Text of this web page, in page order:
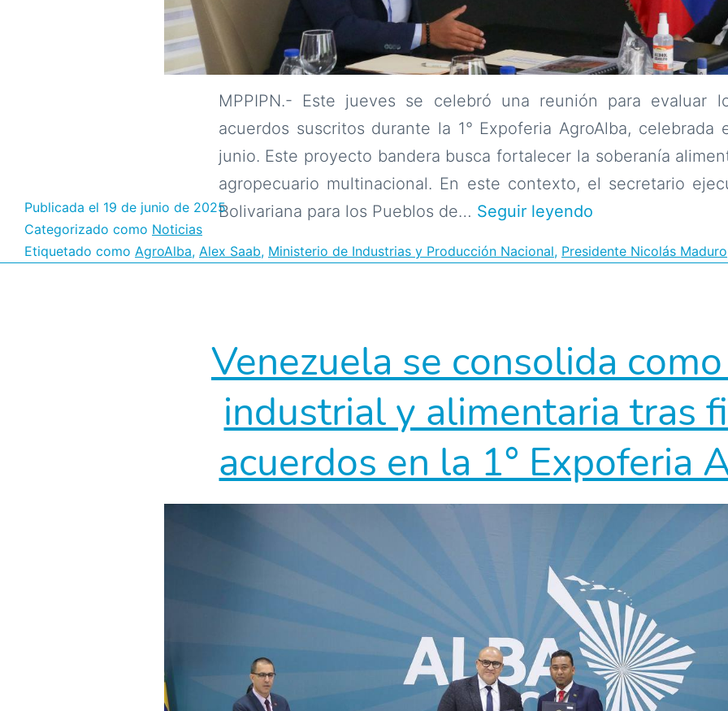
MPPIPN.- Este jueves se celebró una reunión para evaluar
acuerdos suscritos durante la 1° Expoferia AgroAlba,
junio. Este proyecto bandera busca fortalecer la soberanía
agropecuario multinacional. En este contexto, el secretario
Bolivariana para los Pueblos de… Seguir leyendoAgroAlba
cooperación
la
soberanía
alimentaria
Publicada el 19 de junio de 2025
Categorizado como Noticias
Etiquetado como AgroAlba, Alex Saab, Ministerio de Industrias y Producción Nacional, Presidente Nicolás Maduro
Venezuela se consolida
industrial y alimentaria tras
acuerdos en la 1° Expoferia